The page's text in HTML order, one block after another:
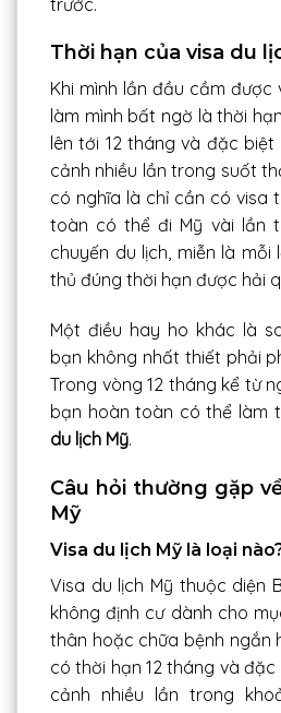
Thời hạn của visa du
Khi mình lần đầu cầm được
làm mình bất ngờ là thời
lên tới 12 tháng và đặc
cảnh nhiều lần trong suốt
có nghĩa là chỉ cần có visa
toàn có thể đi Mỹ vài lần
chuyến du lịch, miễn là
thủ đúng thời hạn được hải
Một điều hay ho khác là
bạn không nhất thiết phải
Trong vòng 12 tháng kể từ
bạn hoàn toàn có thể làm
du lịch Mỹ.
Câu hỏi thường gặp
Mỹ
Visa du lịch Mỹ là loại
Visa du lịch Mỹ thuộc diện
không định cư dành cho
thân hoặc chữa bệnh ngắn
có thời hạn 12 tháng và
cảnh nhiều lần trong